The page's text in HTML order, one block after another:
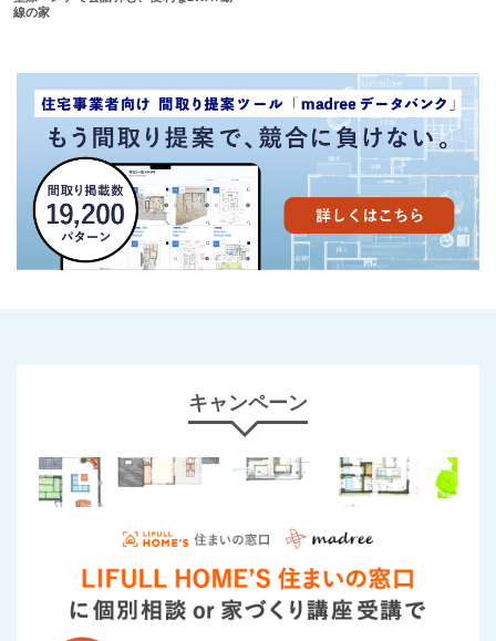
線の家
キャンペーン